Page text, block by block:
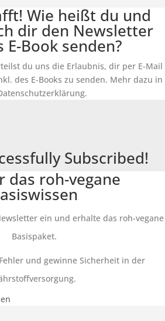
Wie heißt du und
dir den Newsletter
E-Book senden?
du uns die Erlaubnis, dir per E-Mail
des E-Books zu senden. Mehr dazu in
Subscribed!
das roh-vegane
ein und erhalte das roh-vegane
Basispaket.
und gewinne Sicherheit in der